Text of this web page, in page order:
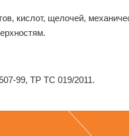
кислот, щелочей,
99, ТР ТС 019/2011.